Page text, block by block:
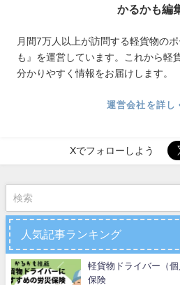
かるかも編
月間7万人以上が訪問する軽貨物の
も』を運営しています。これから軽
分かりやすく情報をお届けします。
運営会社を詳し
Xでフォローしよう
人気記事ランキング
軽貨物ドライバー（
保険